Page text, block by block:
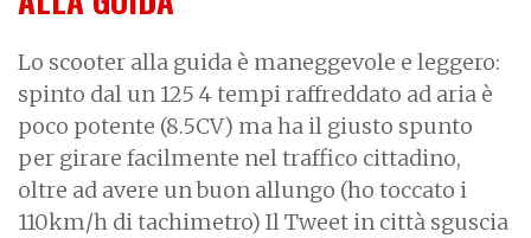
Lo scooter alla guida è maneggevole e leggero:
spinto dal un 125 4 tempi raffreddato ad aria è
poco potente (8.5CV) ma ha il giusto spunto
per girare facilmente nel traffico cittadino,
oltre ad avere un buon allungo (ho toccato i
110km/h di tachimetro) Il Tweet in città sguscia